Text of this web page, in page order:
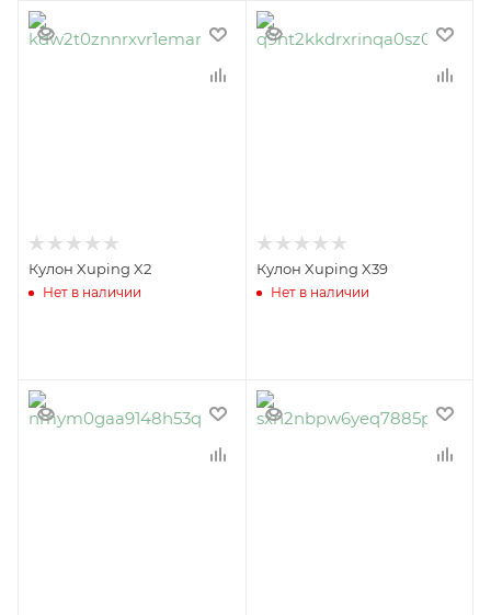
Кулон Xuping X2
Нет в наличии
Кулон Xuping X39
Нет в наличии